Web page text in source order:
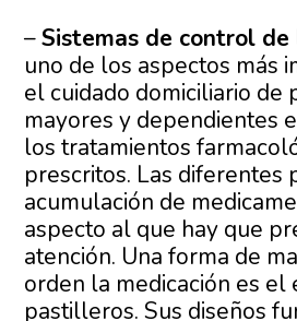
–Sistemas de control de
uno de los aspectos más
el cuidado domiciliario de
mayores y dependientes
los tratamientos
prescritos. Las diferentes
acumulación de
aspecto al que hay que
atención. Una forma de
orden la medicación es el
pastilleros. Sus diseños